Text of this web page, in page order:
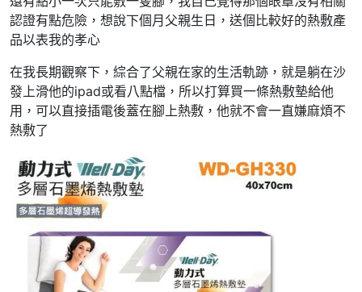
認證有點危險，想說下個月父親生日，送個比較好的熱敷產
品以表我的孝心
在我長期觀察下，綜合了父親在家的生活軌跡，就是躺在沙
發上滑他的ipad或看八點檔，所以打算買一條熱敷墊給他
用，可以直接插電後蓋在腳上熱敷，他就不會一直嫌麻煩不
熱敷了